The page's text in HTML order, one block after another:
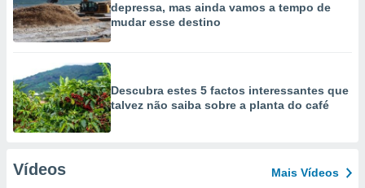
depressa, mas ainda vamos a tempo de
mudar esse destino
Descubra estes 5 factos interessantes que
talvez não saiba sobre a planta do café
Vídeos Mais Vídeos